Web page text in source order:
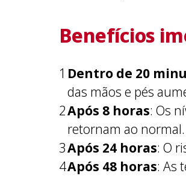
Benefícios
Dentro de 20
das mãos e pés
Após 8 horas: Os
retornam ao
Após 24 horas: O
Após 48 horas: As